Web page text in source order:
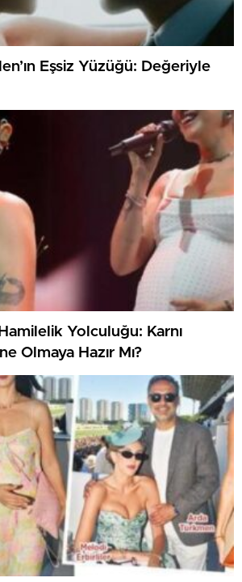
Eşsiz Yüzüğü: Değeriyle
Yolculuğu: Karnı
Olmaya Hazır Mı?